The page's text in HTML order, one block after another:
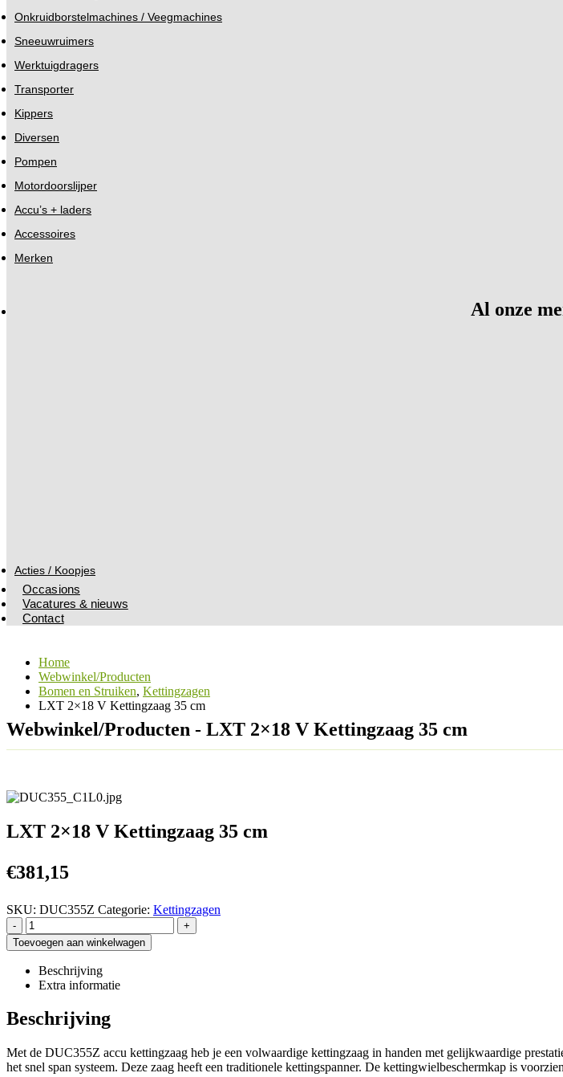
Onkruidborstelmachines / Veegmachines
Sneeuwruimers
Werktuigdragers
Transporter
Kippers
Diversen
Pompen
Motordoorslijper
Accu’s + laders
Accessoires
Merken
Al onze
Acties / Koopjes
Occasions
Vacatures & nieuws
Contact
Home
Webwinkel/Producten
Bomen en Struiken, Kettingzagen
LXT 2×18 V Kettingzaag 35 cm
Webwinkel/Producten - LXT 2×18 V Kettingzaag 35 cm
LXT 2×18 V Kettingzaag 35 cm
€381,15
SKU: DUC355Z Categorie: Kettingzagen
-
+
Toevoegen aan winkelwagen
Beschrijving
Extra informatie
Beschrijving
Met de DUC355Z accu kettingzaag heb je een volwaardige kettingzaag in handen met gelijkwaardige
het snel span systeem. Deze zaag heeft een traditionele kettingspanner. De kettingwielbeschermkap is